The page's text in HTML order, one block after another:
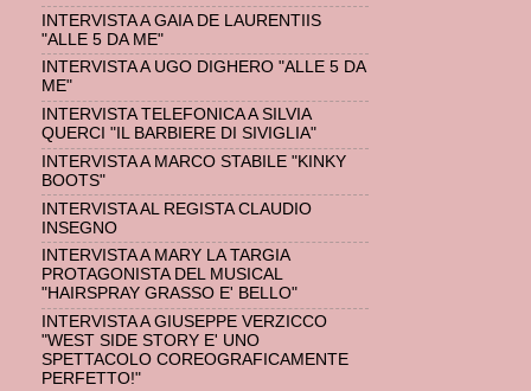
INTERVISTA A GAIA DE LAURENTIIS
"ALLE 5 DA ME"
INTERVISTA A UGO DIGHERO "ALLE 5 DA
ME"
INTERVISTA TELEFONICA A SILVIA
QUERCI "IL BARBIERE DI SIVIGLIA"
INTERVISTA A MARCO STABILE "KINKY
BOOTS"
INTERVISTA AL REGISTA CLAUDIO
INSEGNO
INTERVISTA A MARY LA TARGIA
PROTAGONISTA DEL MUSICAL
"HAIRSPRAY GRASSO E' BELLO"
INTERVISTA A GIUSEPPE VERZICCO
"WEST SIDE STORY E' UNO
SPETTACOLO COREOGRAFICAMENTE
PERFETTO!"